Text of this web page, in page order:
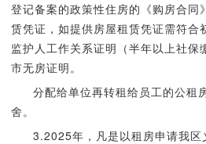
登记备案的政策性住房的《购房合同
赁凭证，如提供房屋租赁凭证需符
监护人工作关系证明（半年以上社
市无房证明。
分配给单位再转租给员工的公租
舍。
3.2025年，凡是以租房申请我区